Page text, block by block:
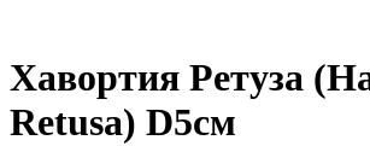
Хавортия Ретуза
Retusa) D5см